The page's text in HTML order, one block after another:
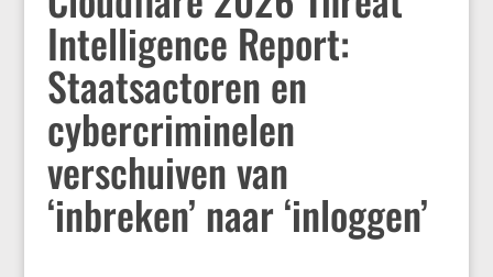
Intelligence Report:
Staatsactoren en
cybercriminelen
verschuiven van
‘inbreken’ naar ‘inloggen’